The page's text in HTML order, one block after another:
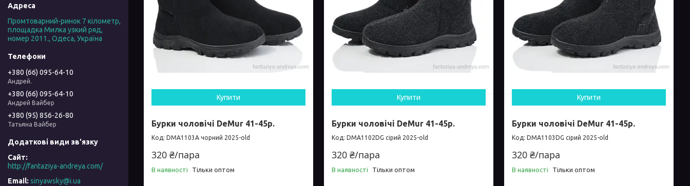
Купити
Бурки чоловічі DeMur 41-45р.
DMA1103A чорний 2025-old
320 ₴/пара
В наявності Тільки оптом
Купити
Бурки чоловічі DeMur 41-45р.
DMA1102DG сірий 2025-old
320 ₴/пара
В наявності Тільки оптом
Купити
Бурки чоловічі DeMur 41-45р.
DMA1103DG сірий 2025-old
320 ₴/пара
В наявності Тільки оптом
Промтоварний-ринок 7 кілометр,
площадка Милка узкий ряд,
номер 2011., Одеса, Україна
+380 (66) 095-64-10
Андрей.
+380 (66) 095-64-10
Андрей Вайбер
+380 (95) 856-26-80
Татьяна Вайбер
http://fantaziya-andreya.com/
sinyawsky@i.ua